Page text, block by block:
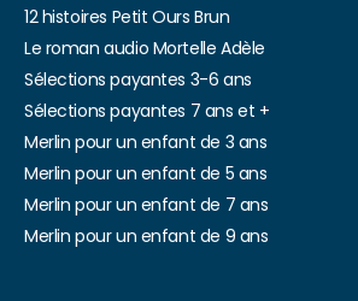
12 histoires Petit Ours Brun
Le roman audio Mortelle Adèle
Sélections payantes 3-6 ans
Sélections payantes 7 ans et +
Merlin pour un enfant de 3 ans
Merlin pour un enfant de 5 ans
Merlin pour un enfant de 7 ans
Merlin pour un enfant de 9 ans